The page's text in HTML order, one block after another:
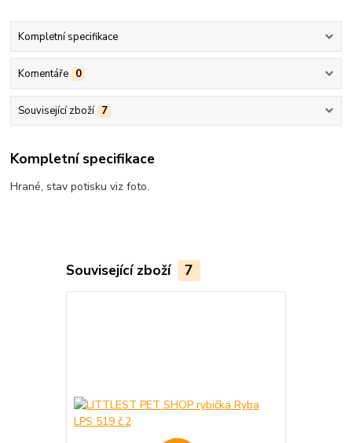
Kompletní specifikace
Komentáře 0
Související zboží 7
Kompletní specifikace
Hrané, stav potisku viz foto.
Související zboží 7